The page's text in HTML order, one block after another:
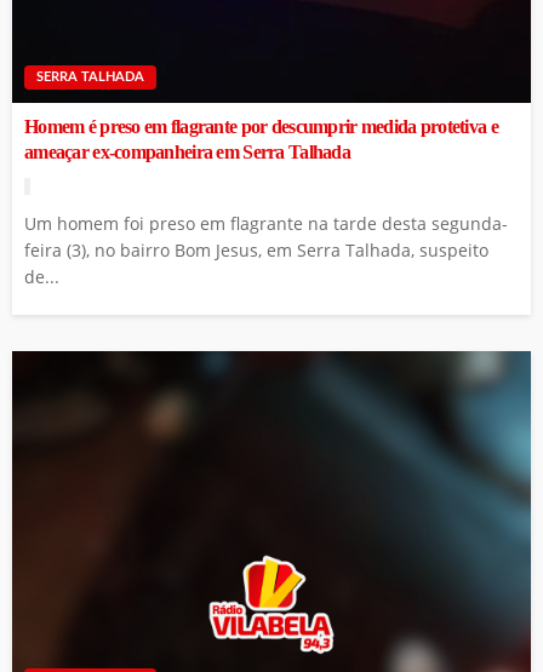
SERRA TALHADA
Homem é preso em flagrante por descumprir medida protetiva e
ameaçar ex-companheira em Serra Talhada
Um homem foi preso em flagrante na tarde desta segunda-
feira (3), no bairro Bom Jesus, em Serra Talhada, suspeito
de...